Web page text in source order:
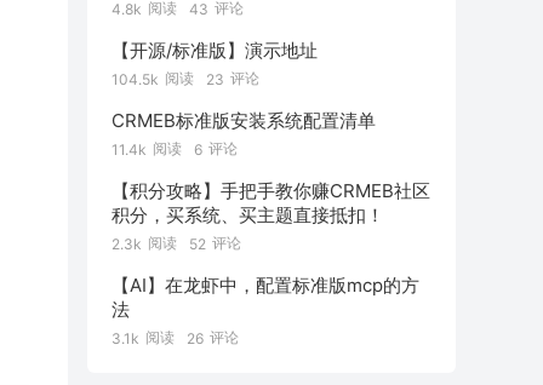
4.8k 阅读 43 评论
【开源/标准版】演示地址
104.5k 阅读 23 评论
CRMEB标准版安装系统配置清单
11.4k 阅读 6 评论
【积分攻略】手把手教你赚CRMEB社区
积分，买系统、买主题直接抵扣！
2.3k 阅读 52 评论
【AI】在龙虾中，配置标准版mcp的方
法
3.1k 阅读 26 评论